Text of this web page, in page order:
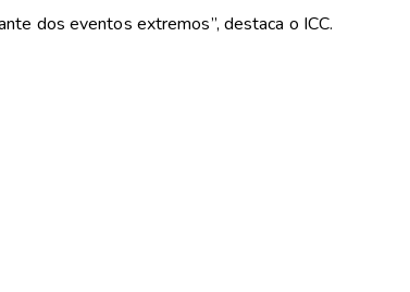
dos eventos extremos”, destaca o ICC.